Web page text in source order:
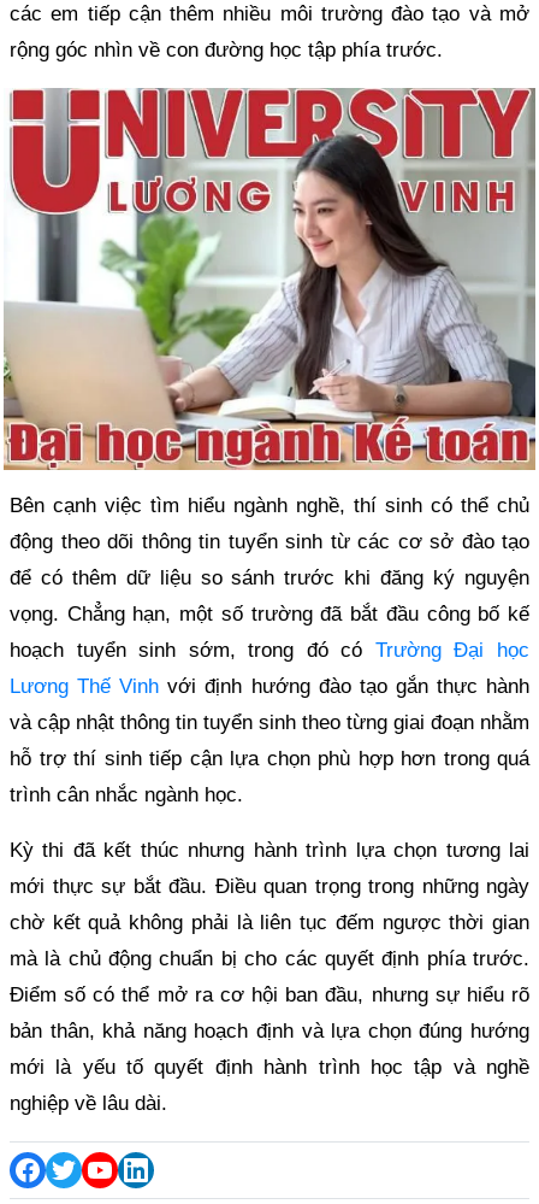
các em tiếp cận thêm nhiều môi trường đào tạo và mở
rộng góc nhìn về con đường học tập phía trước.
Bên cạnh việc tìm hiểu ngành nghề, thí sinh có thể chủ
động theo dõi thông tin tuyển sinh từ các cơ sở đào tạo
để có thêm dữ liệu so sánh trước khi đăng ký nguyện
vọng. Chẳng hạn, một số trường đã bắt đầu công bố kế
hoạch tuyển sinh sớm, trong đó có Trường Đại học
Lương Thế Vinh với định hướng đào tạo gắn thực hành
và cập nhật thông tin tuyển sinh theo từng giai đoạn nhằm
hỗ trợ thí sinh tiếp cận lựa chọn phù hợp hơn trong quá
trình cân nhắc ngành học.
Kỳ thi đã kết thúc nhưng hành trình lựa chọn tương lai
mới thực sự bắt đầu. Điều quan trọng trong những ngày
chờ kết quả không phải là liên tục đếm ngược thời gian
mà là chủ động chuẩn bị cho các quyết định phía trước.
Điểm số có thể mở ra cơ hội ban đầu, nhưng sự hiểu rõ
bản thân, khả năng hoạch định và lựa chọn đúng hướng
mới là yếu tố quyết định hành trình học tập và nghề
nghiệp về lâu dài.